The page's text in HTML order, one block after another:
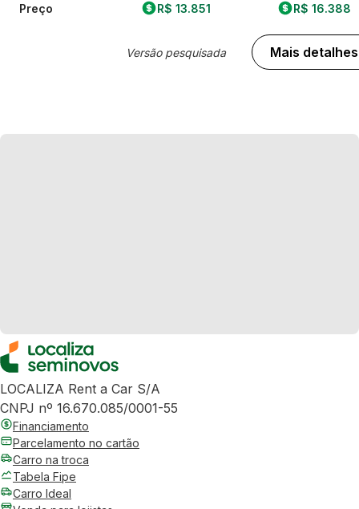
Preço R$ 13.851
Versão pesquisada
R$ 16.388
Mais detalhes
LOCALIZA Rent a Car S/A
CNPJ nº 16.670.085/0001-55
Financiamento
Parcelamento no cartão
Carro na troca
Tabela Fipe
Carro Ideal